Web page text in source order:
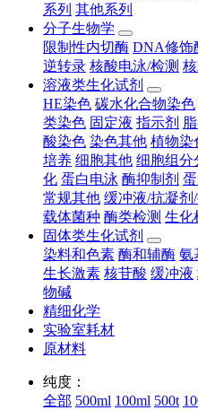
系列 其他系列
分子生物学
限制性内切酶 DNA修饰
逆转录 核酸电泳/检测
溶液类生化试剂
HE染色 碳水化合物染色
类染色 固定液 指示剂
酸染色 染色其他 植物染
培养 细胞其他 细胞组分
化 蛋白电泳 酶抑制剂
常规其他 缓冲液/抗凝剂
载体菌种 酶类检测 生化
固体类生化试剂
染料和色素 酶和辅酶 氨
生长激素 核苷酸 缓冲液
物碱
精细化学
实验室耗材
原材料
纯度：
全部 500ml 100ml 500t